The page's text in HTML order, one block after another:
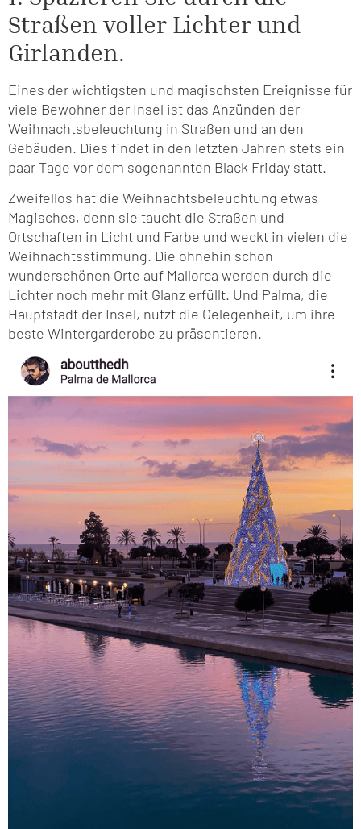
Straßen voller Lichter und
Girlanden.
Eines der wichtigsten und magischsten Ereignisse für
viele Bewohner der Insel ist das Anzünden der
Weihnachtsbeleuchtung in Straßen und an den
Gebäuden. Dies findet in den letzten Jahren stets ein
paar Tage vor dem sogenannten Black Friday statt.
Zweifellos hat die Weihnachtsbeleuchtung etwas
Magisches, denn sie taucht die Straßen und
Ortschaften in Licht und Farbe und weckt in vielen die
Weihnachtsstimmung. Die ohnehin schon
wunderschönen Orte auf Mallorca werden durch die
Lichter noch mehr mit Glanz erfüllt. Und Palma, die
Hauptstadt der Insel, nutzt die Gelegenheit, um ihre
beste Wintergarderobe zu präsentieren.